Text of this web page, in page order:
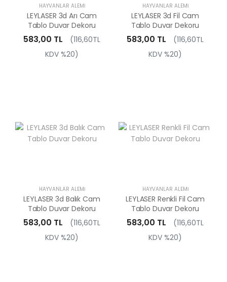
HAYVANLAR ALEMI
LEYLASER 3d Arı Cam
Tablo Duvar Dekoru
583,00 TL
(116,60TL
KDV %20)
HAYVANLAR ALEMI
LEYLASER 3d Fil Cam
Tablo Duvar Dekoru
583,00 TL
(116,60TL
KDV %20)
HAYVANLAR ALEMI
LEYLASER 3d Balık Cam
Tablo Duvar Dekoru
583,00 TL
(116,60TL
KDV %20)
HAYVANLAR ALEMI
LEYLASER Renkli Fil Cam
Tablo Duvar Dekoru
583,00 TL
(116,60TL
KDV %20)